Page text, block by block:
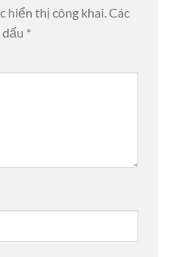
hiển thị công khai.Các
*